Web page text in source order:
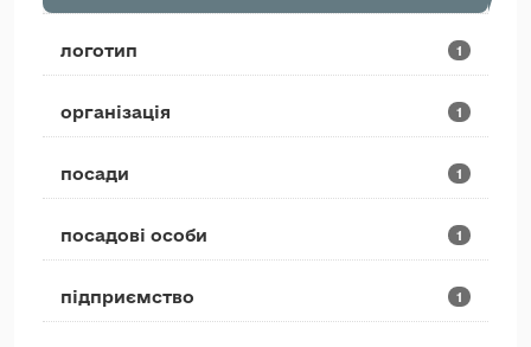
логотип 1
організація 1
посади 1
посадові особи 1
підприємство 1